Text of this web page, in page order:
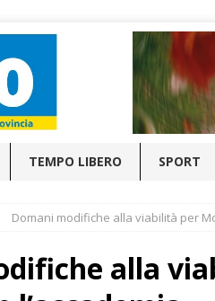
TEMPO LIBERO SPORT
Domani modifiche alla viabilità per
alla